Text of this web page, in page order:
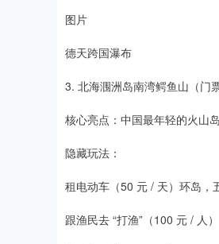
图片
德天跨国瀑布
3. 北海涠洲岛南湾鳄鱼山（门
核心亮点：中国最年轻的火山
隐藏玩法：​
租电动车（50 元 / 天）环岛，
跟渔民去 “打渔”（100 元 / 人